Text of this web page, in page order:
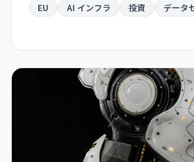
EU AI インフラ 投資 データ